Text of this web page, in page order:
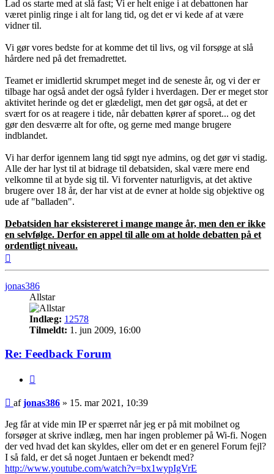
Lad os starte med at slå fast; Vi er helt enige i at debattonen har
været pinlig ringe i alt for lang tid, og det er vi kede af at være
vidner til.
Vi gør vores bedste for at komme det til livs, og vil forsøge at slå
hårdere ned på det fremadrettet.
Teamet er imidlertid skrumpet meget ind de seneste år, og vi der er
tilbage har også andet der også fylder i hverdagen. Der er meget stor
aktivitet herinde og det er glædeligt, men det gør også, at det er
svært for os at reagere i tide, når debatten kører af sporet... og det
gør den desværre alt for ofte, og gerne med mange brugere
indblandet.
Vi har derfor igennem lang tid søgt nye admins, og det gør vi stadig.
Alle der har lyst til at bidrage til debatsiden, skal være mere end
velkomne til at byde sig til. Vi forventer naturligvis, at det aktive
brugere over 18 år, der har vist at de evner at holde sig objektive og
ude af "balladen".
Debatsiden har eksistereret i mange mange år, men den er ikke
en selvfølge. Derfor en appel til alle om at holde debatten på et
ordentligt niveau.
jonas386
Allstar
Indlæg: 12578
Tilmeldt: 1. jun 2009, 16:00
Re: Feedback Forum
Indlæg
afjonas386 » 15. mar 2021, 10:39
Jeg får at vide min IP er spærret når jeg er på mit mobilnet og
forsøger at skrive indlæg, men har ingen problemer på Wi-fi. Nogen
der ved hvad det kan skyldes, eller om det er en generel Forum fejl?
I så fald, er det så noget Juntaen er bekendt med?
http://www.youtube.com/watch?v=bx1wypIgVrE